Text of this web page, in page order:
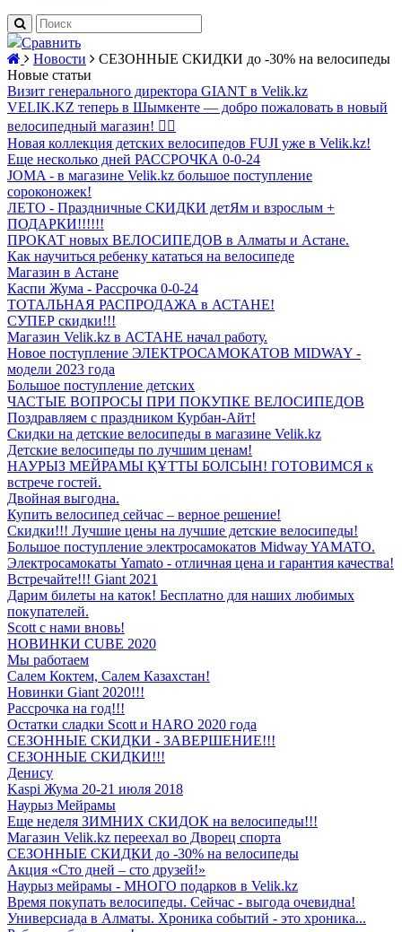
Сравнить
Новости
СЕЗОННЫЕ СКИДКИ до -30% на велосипеды
Новые статьи
Визит генерального директора GIANT в Velik.kz
VELIK.KZ теперь в Шымкенте — добро пожаловать в новый
велосипедный магазин! 🚴‍♂️
Новая коллекция детских велосипедов FUJI уже в Velik.kz!
Еще несколько дней РАССРОЧКА 0-0-24
JOMA - в магазине Velik.kz большое поступление
сороконожек!
ЛЕТО - Праздничные СКИДКИ детЯм и взрослым +
ПОДАРКИ!!!!!!
ПРОКАТ новых ВЕЛОСИПЕДОВ в Алматы и Астане.
Как научиться ребенку кататься на велосипеде
Магазин в Астане
Каспи Жума - Рассрочка 0-0-24
ТОТАЛЬНАЯ РАСПРОДАЖА в АСТАНЕ!
СУПЕР скидки!!!
Магазин Velik.kz в АСТАНЕ начал работу.
Новое поступление ЭЛЕКТРОСАМОКАТОВ MIDWAY -
модели 2023 года
Большое поступление детских
ЧАСТЫЕ ВОПРОСЫ ПРИ ПОКУПКЕ ВЕЛОСИПЕДОВ
Поздравляем с праздником Курбан-Айт!
Скидки на детские велосипеды в магазине Velik.kz
Детские велосипеды по лучшим ценам!
НАУРЫЗ МЕЙРАМЫ ҚҰТТЫ БОЛСЫН! ГОТОВИМСЯ к
встрече гостей.
Двойная выгодна.
Купить велосипед сейчас – верное решение!
Скидки!!! Лучшие цены на лучшие детские велосипеды!
Большое поступление электросамокатов Midway YAMATO.
Электросамокаты Yamato - отличная цена и гарантия качества!
Встречайте!!! Giant 2021
Дарим билеты на каток! Бесплатно для наших любимых
покупателей.
Scott с нами вновь!
НОВИНКИ CUBE 2020
Мы работаем
Салем Коктем, Салем Казахстан!
Новинки Giant 2020!!!
Рассрочка на год!!!
Остатки сладки Scott и HARO 2020 года
СЕЗОННЫЕ СКИДКИ - ЗАВЕРШЕНИЕ!!!
СЕЗОННЫЕ СКИДКИ!!!
Денису
Kaspi Жума 20-21 июля 2018
Наурыз Мейрамы
Еще неделя ЗИМНИХ СКИДОК на велосипеды!!!
Магазин Velik.kz переехал во Дворец спорта
СЕЗОННЫЕ СКИДКИ до -30% на велосипеды
Акция «Сто дней – сто друзей!»
Наурыз мейрамы - МНОГО подарков в Velik.kz
Время покупать велосипеды. Сейчас - выгода очевидна!
Универсиада в Алматы. Хроника событий - это хроника...